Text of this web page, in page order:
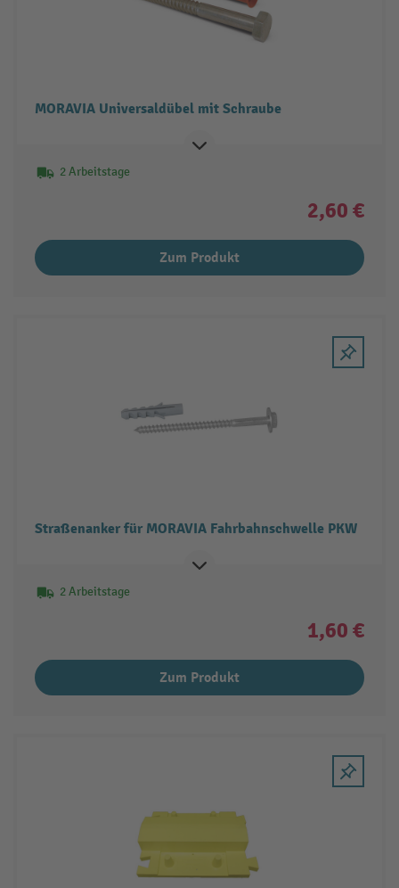
MORAVIA Universaldübel mit Schraube
2 Arbeitstage
2,60 €
Zum Produkt
Straßenanker für MORAVIA Fahrbahnschwelle PKW
2 Arbeitstage
1,60 €
Zum Produkt